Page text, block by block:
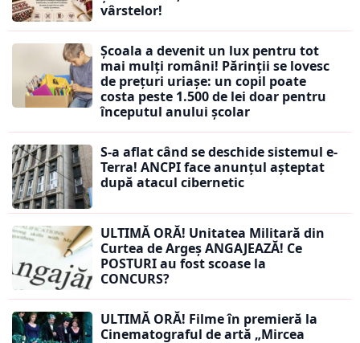
vârstelor!
Școala a devenit un lux pentru tot
mai mulți români! Părinții se lovesc
de prețuri uriașe: un copil poate
costa peste 1.500 de lei doar pentru
începutul anului școlar
S-a aflat când se deschide sistemul e-
Terra! ANCPI face anunțul așteptat
după atacul cibernetic
ULTIMĂ ORĂ! Unitatea Militară din
Curtea de Argeș ANGAJEAZĂ! Ce
POSTURI au fost scoase la
CONCURS?
ULTIMĂ ORĂ! Filme în premieră la
Cinematograful de artă „Mircea